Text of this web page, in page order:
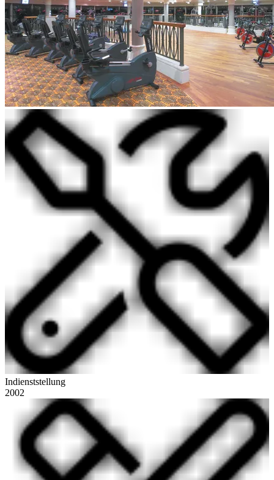
Indienststellung
2002